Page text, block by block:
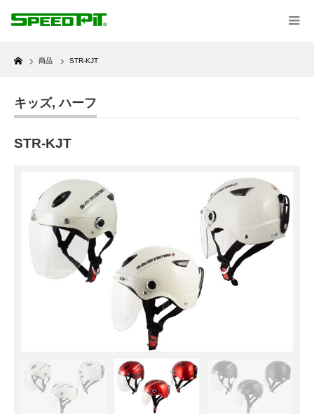
Home
商品 STR-KJT
キッズ,ハーフ
STR-KJT